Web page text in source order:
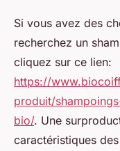
Si vous avez des
recherchez un
cliquez sur ce lien:
https://
produit/
bio/. Une
caractéristiques